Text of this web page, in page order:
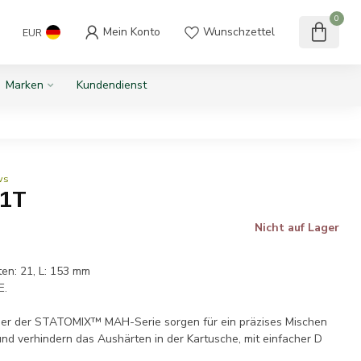
EUR Mein Konto Wunschzettel
0
Marken Kundendienst
Nicht auf Lager
21, L: 153 mm
der STATOMIX™ MAH-Serie sorgen für ein präzises Mischen
verhindern das Aushärten in der Kartusche, mit einfacher D